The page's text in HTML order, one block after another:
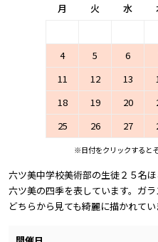
月 火 水
4
5 6
11
12 13
18
19 20
25
26 27
※日付をクリックすると
六ツ美中学校美術部の生徒２５名
六ツ美の四季を表しています。ガ
どちらから見ても綺麗に描かれて